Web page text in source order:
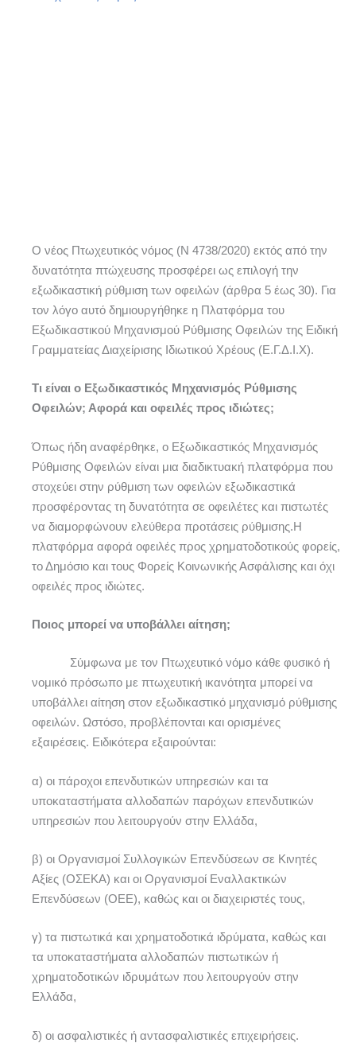
Ο νέος Πτωχευτικός νόμος (Ν 4738/2020) εκτός από την
δυνατότητα πτώχευσης προσφέρει ως επιλογή την
εξωδικαστική ρύθμιση των οφειλών (άρθρα 5 έως 30). Για
τον λόγο αυτό δημιουργήθηκε η Πλατφόρμα του
Εξωδικαστικού Μηχανισμού Ρύθμισης Οφειλών της Ειδική
Γραμματείας Διαχείρισης Ιδιωτικού Χρέους (Ε.Γ.Δ.Ι.Χ).
Τι είναι ο Εξωδικαστικός Μηχανισμός Ρύθμισης
Οφειλών; Αφορά και οφειλές προς ιδιώτες;
Όπως ήδη αναφέρθηκε, ο Εξωδικαστικός Μηχανισμός
Ρύθμισης Οφειλών είναι μια διαδικτυακή πλατφόρμα που
στοχεύει στην ρύθμιση των οφειλών εξωδικαστικά
προσφέροντας τη δυνατότητα σε οφειλέτες και πιστωτές
να διαμορφώνουν ελεύθερα προτάσεις ρύθμισης.Η
πλατφόρμα αφορά οφειλές προς χρηματοδοτικούς φορείς,
το Δημόσιο και τους Φορείς Κοινωνικής Ασφάλισης και όχι
οφειλές προς ιδιώτες.
Ποιος μπορεί να υποβάλλει αίτηση;
Σύμφωνα με τον Πτωχευτικό νόμο κάθε φυσικό ή
νομικό πρόσωπο με πτωχευτική ικανότητα μπορεί να
υποβάλλει αίτηση στον εξωδικαστικό μηχανισμό ρύθμισης
οφειλών. Ωστόσο, προβλέπονται και ορισμένες
εξαιρέσεις. Ειδικότερα εξαιρούνται:
α) οι πάροχοι επενδυτικών υπηρεσιών και τα
υποκαταστήματα αλλοδαπών παρόχων επενδυτικών
υπηρεσιών που λειτουργούν στην Ελλάδα,
β) οι Οργανισμοί Συλλογικών Επενδύσεων σε Κινητές
Αξίες (ΟΣΕΚΑ) και οι Οργανισμοί Εναλλακτικών
Επενδύσεων (ΟΕΕ), καθώς και οι διαχειριστές τους,
γ) τα πιστωτικά και χρηματοδοτικά ιδρύματα, καθώς και
τα υποκαταστήματα αλλοδαπών πιστωτικών ή
χρηματοδοτικών ιδρυμάτων που λειτουργούν στην
Ελλάδα,
δ) οι ασφαλιστικές ή αντασφαλιστικές επιχειρήσεις.